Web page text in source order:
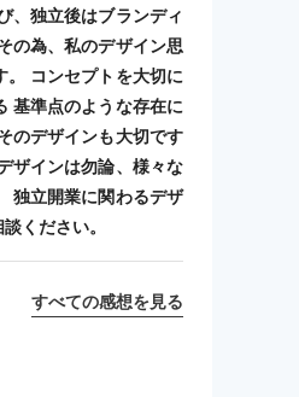
、独立後はブランディ
の為、私のデザイン思
。 コンセプトを大切に
基準点のような存在に
のデザインも大切です
ザインは勿論、様々な
独立開業に関わるデザ
ください。
すべての感想を見る